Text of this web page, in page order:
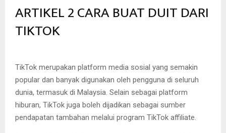
ARTIKEL 2 CARA BUAT DUIT DARI
TIKTOK
TikTok merupakan platform media sosial yang semakin
popular dan banyak digunakan oleh pengguna di seluruh
dunia, termasuk di Malaysia. Selain sebagai platform
hiburan, TikTok juga boleh dijadikan sebagai sumber
pendapatan tambahan melalui program TikTok affiliate.